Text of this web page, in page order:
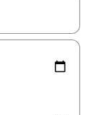
flèches vers le